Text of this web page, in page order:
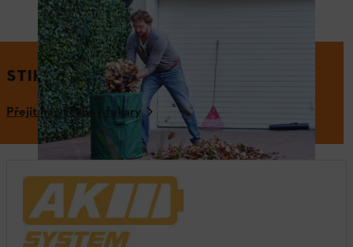
S ochrannými rukavicemi je snadné spadané listí uklidit, ani se přitom
neušpiníte.
STIHL PRO EFEKTIVNÍ ÚKLID
Přejít na všechny fukary